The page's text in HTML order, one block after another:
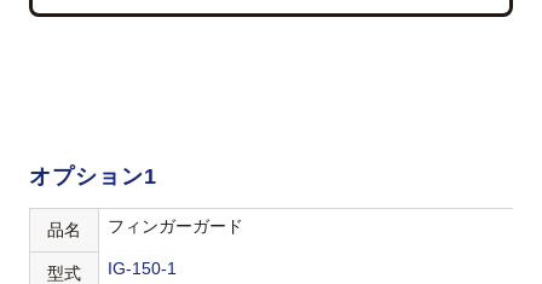
オプション1
品名 フィンガーガード
型式 IG-150-1